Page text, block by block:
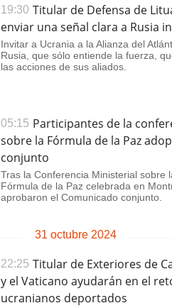
19:30 Titular de Defensa de
enviar una señal clara a Rusia
Invitar a Ucrania a la Alianza del
Rusia, que sólo entiende la fuerza,
las acciones de sus aliados.
05:15 Participantes de la
sobre la Fórmula de la Paz
conjunto
Tras la Conferencia Ministerial sobre
Fórmula de la Paz celebrada en
aprobaron el Comunicado conjunto.
31 octubre 2024
22:25 Titular de Exteriores de
y el Vaticano ayudarán en el
ucranianos deportados